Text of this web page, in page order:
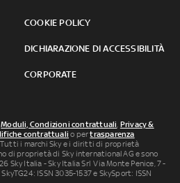
COOKIE POLICY
DICHIARAZIONE DI ACCESSIBILITÀ
CORPORATE
Moduli, Condizioni contrattuali, Privacy &
contrattuali o pertrasparenza
Tutti i marchi Sky e i diritti di proprietà
di proprietà di Sky international AG e sono
Sky Italia - Sky Italia Srl Via Monte Penice, 7 -
ISSN 3035-1537 e SkySport: ISSN